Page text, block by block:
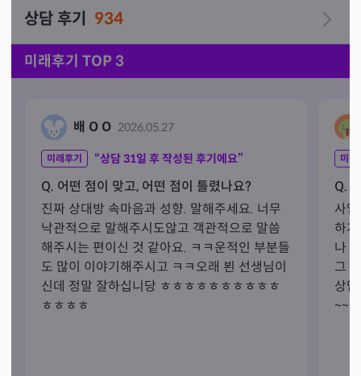
이 필요합니다. 소중한 시간 내담자님들과 함께하기에, 서
로 존중해주신다면~ 상담은 상호간 잘 소통할 것으로 믿습
니다. 🍀
금자 타로를 찾아 주시는 고객님께 늘 감사드립니다.
상담 후기 934
미래후기 TOP 3
배 O O 2026.05.27
미래후기 “상담31일 후 작성된 후기에요”
Q. 어떤 점이 맞고, 어떤 점이 틀렸나요?
진짜 상대방 속마음과 성향. 말해주세요. 너무
낙관적으로 말해주시도않고 객관적으로 말씀
해주시는 편이신 것 같아요. ㅋㅋ운적인 부분들
도 많이 이야기해주시고 ㅋㅋ오래 뵌 선생님이
신데 정말 잘하십니당 ㅎㅎㅎㅎㅎㅎㅎㅎㅎㅎ
ㅎㅎㅎㅎ
미래
Q.
사
하
나
그
상